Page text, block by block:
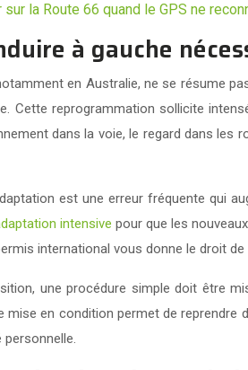
sur la Route 66 quand le GPS ne
à gauche
en Australie, ne se résume
Cette reprogrammation sollicite
dans la voie, le regard dans
est une erreur fréquente qui
intensive pour que les
international vous donne le droit
une procédure simple doit être
mise en condition permet de reprendre